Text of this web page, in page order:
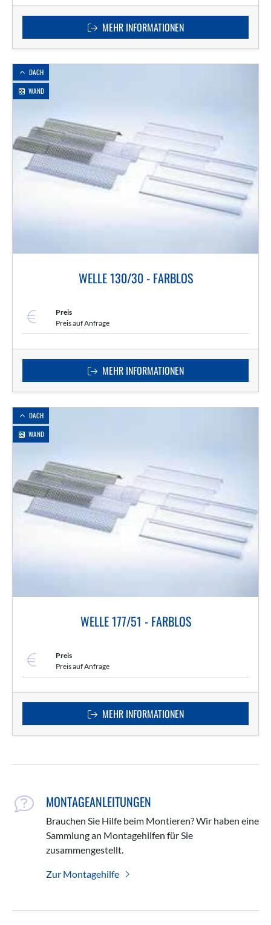
MEHR INFORMATIONEN
DACH
WAND
WELLE 130/30 - FARBLOS
Preis
Preis auf Anfrage
MEHR INFORMATIONEN
DACH
WAND
WELLE 177/51 - FARBLOS
Preis
Preis auf Anfrage
MEHR INFORMATIONEN
MONTAGEANLEITUNGEN
Brauchen Sie Hilfe beim Montieren? Wir haben eine
Sammlung an Montagehilfen für Sie
zusammengestellt.
Zur Montagehilfe